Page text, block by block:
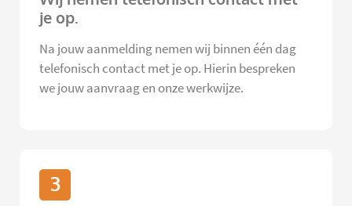
je op.
Na jouw aanmelding nemen wij binnen één dag
telefonisch contact met je op. Hierin bespreken
we jouw aanvraag en onze werkwijze.
3